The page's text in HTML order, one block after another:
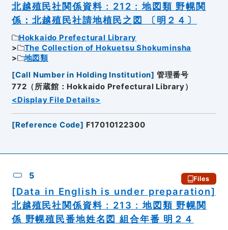
北越殖民社関係資料 : 212 : 地図類 野幌関
係：北越殖民社請地植民之図 〔明２４〕
Hokkaido Prefectural Library
The Collection of Hokuetsu Shokuminsha
地図類
[Call Number in Holding Institution] 管理番号
772（所蔵館：Hokkaido Prefectural Library）
<Display File Details>
[Reference Code] F17010122300
5 Files
[Data in English is under preparation]
北越殖民社関係資料 : 213 : 地図類 野幌関
係 野幌殖民番地姓名図 組合年番 明２４